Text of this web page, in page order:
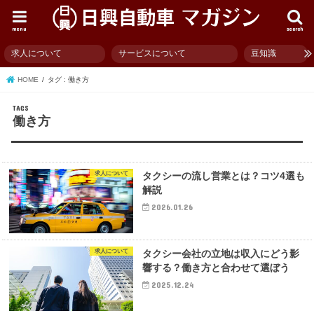
search
menu
求人について サービスについて 豆知識
HOME タグ : 働き方
働き方
求人について
タクシーの流し営業とは？コツ4選も
解説
2026.01.26
求人について
タクシー会社の立地は収入にどう影
響する？働き方と合わせて選ぼう
2025.12.24